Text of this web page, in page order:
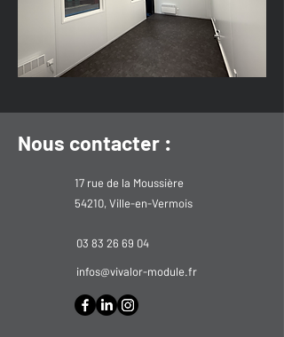
Nous contacter :
17 rue de la Moussière
54210, Ville-en-Vermois
03 83 26 69 04
infos@vivalor-module.fr